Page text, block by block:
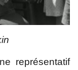
représentatif